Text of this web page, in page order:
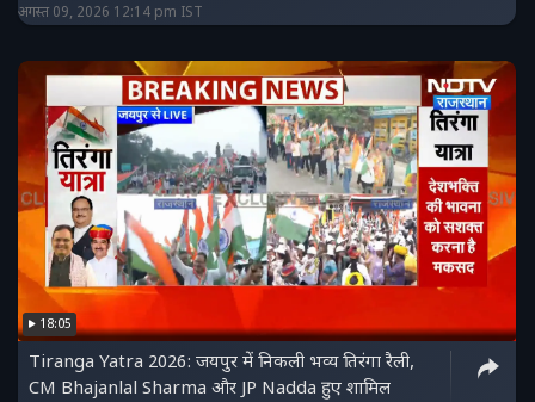
अगस्त 09, 2026 12:14 pm IST
18:05
Tiranga Yatra 2026: जयपुर में निकली भव्य तिरंगा रैली,
CM Bhajanlal Sharma और JP Nadda हुए शामिल